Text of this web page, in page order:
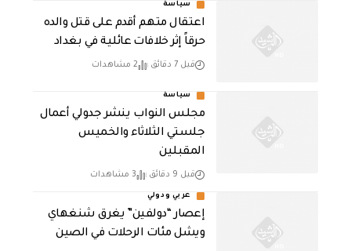
سياسة
اعتقال متهم أقدم على قتل والده
حرقاً إثر خلافات عائلية في بغداد
قبل 7 دقائق 2 مشاهدات
سياسة
مجلس النواب ينشر جدولي أعمال
جلستي الثلاثاء والخميس
المقبلين
قبل 9 دقائق 3 مشاهدات
عربي ودولي
إعصار “دولفين” يغرق شنغهاي
ويشل مئات الرحلات في الصين